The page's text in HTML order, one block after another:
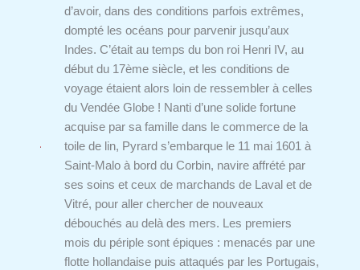
d’avoir, dans des conditions parfois extrêmes,
dompté les océans pour parvenir jusqu’aux
Indes. C’était au temps du bon roi Henri IV, au
début du 17ème siècle, et les conditions de
voyage étaient alors loin de ressembler à celles
du Vendée Globe ! Nanti d’une solide fortune
acquise par sa famille dans le commerce de la
toile de lin, Pyrard s’embarque le 11 mai 1601 à
Saint-Malo à bord du Corbin, navire affrété par
ses soins et ceux de marchands de Laval et de
Vitré, pour aller chercher de nouveaux
débouchés au delà des mers. Les premiers
mois du périple sont épiques : menacés par une
flotte hollandaise puis attaqués par les Portugais,